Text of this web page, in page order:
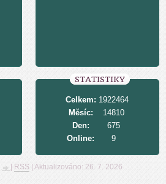
STATISTIKY
Online: 9
Celkem: 1922464
Měsíc:
14810
Den:
675
RSS| Aktualizováno: 26. 7. 2026